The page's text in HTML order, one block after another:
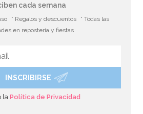
House & Santa
cada semana
* Regalos y descuentos
* Todas las
en repostería y fiestas
INSCRIBIRSE
laPolítica de Privacidad